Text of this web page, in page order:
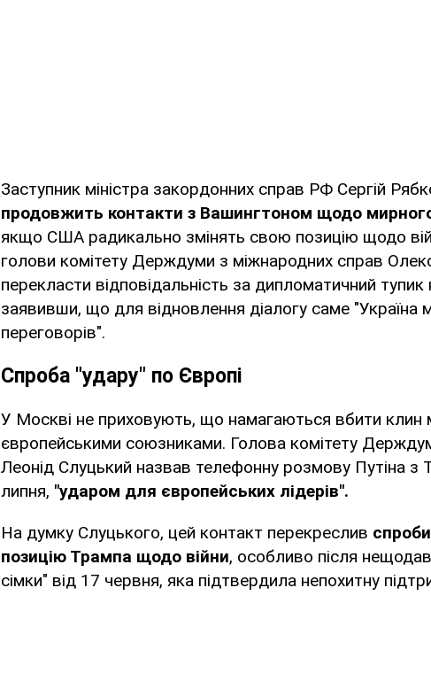
Заступник міністра закордонних справ РФ Сергій
продовжить контакти з Вашингтоном щодо
якщо США радикально змінять свою позицію щодо
голови комітету Держдуми з міжнародних справ
перекласти відповідальність за дипломатичний
заявивши, що для відновлення діалогу саме "Україна
переговорів".
Спроба "удару" по Європі
У Москві не приховують, що намагаються вбити клин
європейськими союзниками. Голова комітету
Леонід Слуцький назвав телефонну розмову Путіна
липня, "ударом для європейських лідерів".
На думку Слуцького, цей контакт перекреслив
позицію Трампа щодо війни, особливо після
сімки" від 17 червня, яка підтвердила непохитну